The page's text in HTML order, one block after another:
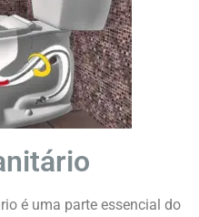
é uma parte essencial do